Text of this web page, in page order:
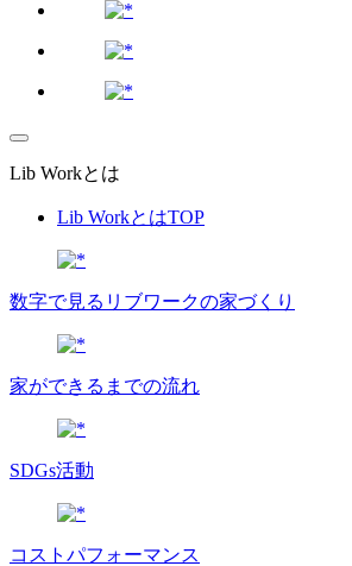
Lib Workとは
Lib WorkとはTOP
数字で⾒るリブワークの家づくり
家ができるまでの流れ
SDGs活動
コストパフォーマンス